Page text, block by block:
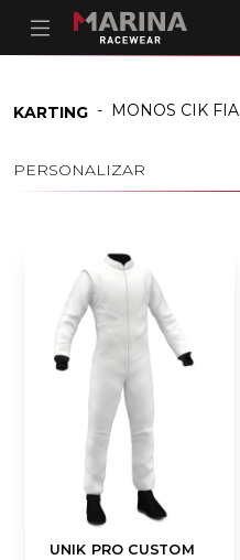
KARTING - MONOS CIK FIA
PERSONALIZAR
UNIK PRO CUSTOM